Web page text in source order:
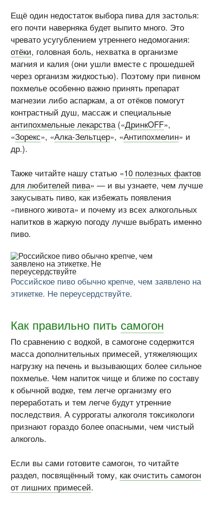
Ещё один недостаток выбора пива для застолья:
его почти наверняка будет выпито много. Это
чревато усугублением утреннего недомогания:
отёки, головная боль, нехватка в организме
магния и калия (они ушли вместе с прошедшей
через организм жидкостью). Поэтому при пивном
похмелье особенно важно принять препарат
магнезии либо аспаркам, а от отёков помогут
контрастный душ, массаж и специальные
антипохмельные лекарства («ДринкOFF»,
«Зорекс», «Алка-Зельтцер», «Антипохмелин» и
др.).
Также читайте нашу статью «10 полезных фактов
для любителей пива» — и вы узнаете, чем лучше
закусывать пиво, как избежать появления
«пивного живота» и почему из всех алкогольных
напитков в жаркую погоду лучше выбрать именно
пиво.
Российское пиво обычно крепче, чем заявлено на
этикетке. Не переусердствуйте.
Как правильно пить самогон
По сравнению с водкой, в самогоне содержится
масса дополнительных примесей, утяжеляющих
нагрузку на печень и вызывающих более сильное
похмелье. Чем напиток чище и ближе по составу
к обычной водке, тем легче организму его
переработать и тем легче будут утренние
последствия. А суррогаты алкоголя токсикологи
признают гораздо более опасными, чем чистый
алкоголь.
Если вы сами готовите самогон, то читайте
раздел, посвящённый тому, как очистить самогон
от лишних примесей.